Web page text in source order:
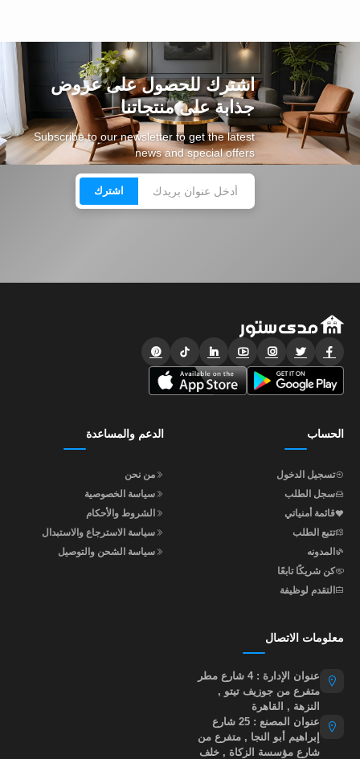
اشترك للحصول على عروض
جذابة على منتجاتنا
Subscribe to our newsletter to get the latest
news and special offers
اشترك
الحساب
تسجيل الدخول
سجل الطلب
قائمة أمنياتي
تتبع الطلب
المدونه
كن شريكًا تابعًا
التقدم لوظيفة
الدعم والمساعدة
من نحن
سياسة الخصوصية
الشروط والأحكام
سياسة الاسترجاع والاستبدال
سياسة الشحن والتوصيل
معلومات الاتصال
عنوان الإدارة : 4 شارع مطر
متفرع من جوزيف تيتو ,
النزهة , القاهرة
عنوان المصنع : 25 شارع
إبراهيم أبو النجا , متفرع من
شارع مؤسسة الزكاة , خلف